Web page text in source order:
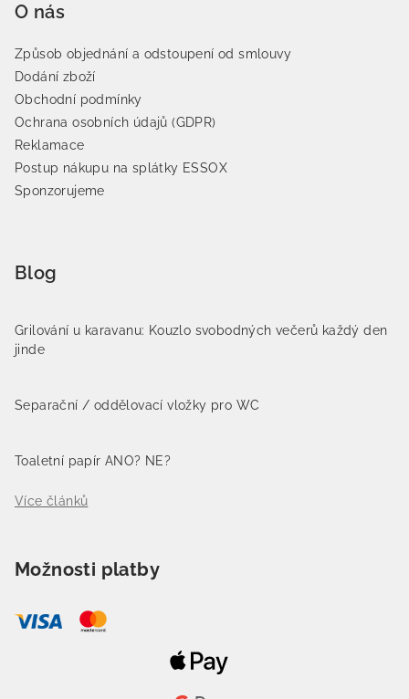
O nás
Způsob objednání a odstoupení od smlouvy
Dodání zboží
Obchodní podmínky
Ochrana osobních údajů (GDPR)
Reklamace
Postup nákupu na splátky ESSOX
Sponzorujeme
Blog
Grilování u karavanu: Kouzlo svobodných večerů každý den
jinde
Separační / oddělovací vložky pro WC
Toaletní papír ANO? NE?
Více článků
Možnosti platby